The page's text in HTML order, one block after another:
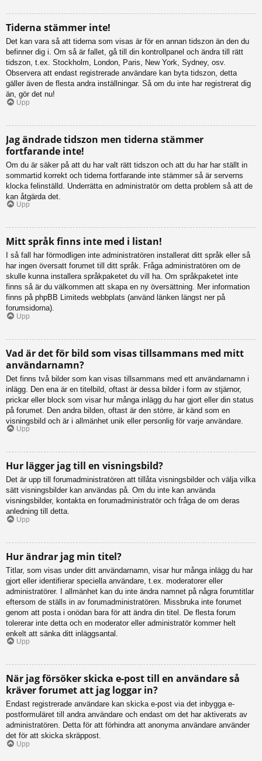
Tiderna stämmer inte!
Det kan vara så att tiderna som visas är för en annan tidszon än den du
befinner dig i. Om så är fallet, gå till din kontrollpanel och ändra till rätt
tidszon, t.ex. Stockholm, London, Paris, New York, Sydney, osv.
Observera att endast registrerade användare kan byta tidszon, detta
gäller även de flesta andra inställningar. Så om du inte har registrerat dig
än, gör det nu!
Upp
Jag ändrade tidszon men tiderna stämmer
fortfarande inte!
Om du är säker på att du har valt rätt tidszon och att du har har ställt in
sommartid korrekt och tiderna fortfarande inte stämmer så är serverns
klocka felinställd. Underrätta en administratör om detta problem så att de
kan åtgärda det.
Upp
Mitt språk finns inte med i listan!
I så fall har förmodligen inte administratören installerat ditt språk eller så
har ingen översatt forumet till ditt språk. Fråga administratören om de
skulle kunna installera språkpaketet du vill ha. Om språkpaketet inte
finns så är du välkommen att skapa en ny översättning. Mer information
finns på phpBB Limiteds webbplats (använd länken längst ner på
forumsidorna).
Upp
Vad är det för bild som visas tillsammans med mitt
användarnamn?
Det finns två bilder som kan visas tillsammans med ett användarnamn i
inlägg. Den ena är en titelbild, oftast är dessa bilder i form av stjärnor,
prickar eller block som visar hur många inlägg du har gjort eller din status
på forumet. Den andra bilden, oftast är den större, är känd som en
visningsbild och är i allmänhet unik eller personlig för varje användare.
Upp
Hur lägger jag till en visningsbild?
Det är upp till forumadministratören att tillåta visningsbilder och välja vilka
sätt visningsbilder kan användas på. Om du inte kan använda
visningsbilder, kontakta en forumadministratör och fråga de om deras
anledning till detta.
Upp
Hur ändrar jag min titel?
Titlar, som visas under ditt användarnamn, visar hur många inlägg du har
gjort eller identifierar speciella användare, t.ex. moderatorer eller
administratörer. I allmänhet kan du inte ändra namnet på några forumtitlar
eftersom de ställs in av forumadministratören. Missbruka inte forumet
genom att posta i onödan bara för att ändra din titel. De flesta forum
tolererar inte detta och en moderator eller administratör kommer helt
enkelt att sänka ditt inläggsantal.
Upp
När jag försöker skicka e-post till en användare så
kräver forumet att jag loggar in?
Endast registrerade användare kan skicka e-post via det inbygga e-
postformuläret till andra användare och endast om det har aktiverats av
administratören. Detta för att förhindra att anonyma användare använder
det för att skicka skräppost.
Upp